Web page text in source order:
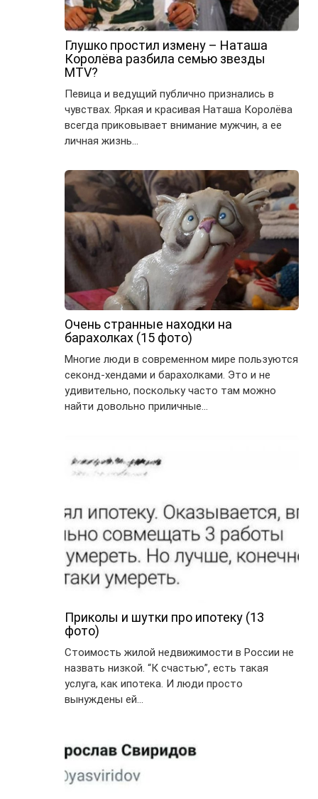
Глушко простил измену – Наташа
Королёва разбила семью звезды
MTV?
Певица и ведущий публично признались в
чувствах. Яркая и красивая Наташа Королёва
всегда приковывает внимание мужчин, а ее
личная жизнь…
Очень странные находки на
барахолках (15 фото)
Многие люди в современном мире пользуются
секонд-хендами и барахолками. Это и не
удивительно, поскольку часто там можно
найти довольно приличные…
Приколы и шутки про ипотеку (13
фото)
Стоимость жилой недвижимости в России не
назвать низкой. “К счастью”, есть такая
услуга, как ипотека. И люди просто
вынуждены ей…